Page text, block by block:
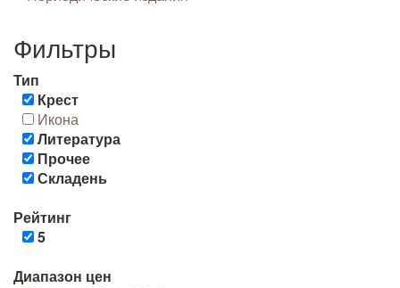
Фильтры
Тип
Крест
Икона
Литература
Прочее
Складень
Рейтинг
5
Диапазон цен